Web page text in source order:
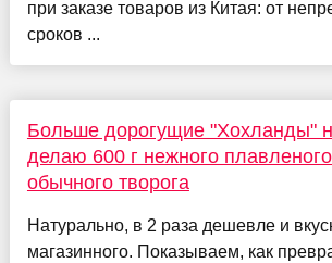
при заказе товаров из Китая: от
сроков ...
Больше дорогущие "Хохланды"
делаю 600 г нежного
обычного творога
Натурально, в 2 раза дешевле и
магазинного. Показываем, как